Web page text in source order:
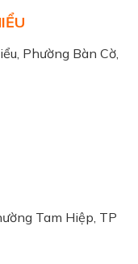
Phường Bàn Cờ,
Tam Hiệp, TP